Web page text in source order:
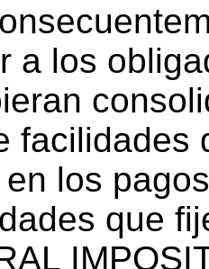
a los
facilidades
en los
que